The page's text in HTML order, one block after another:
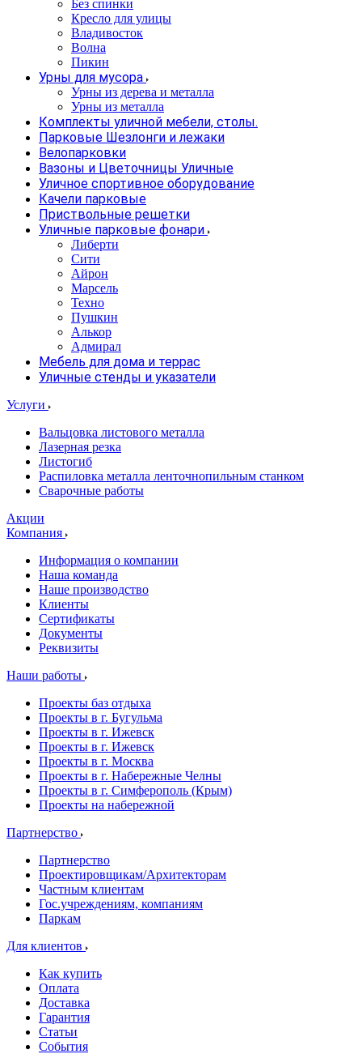
Без спинки
Кресло для улицы
Владивосток
Волна
Пикин
Урны для мусора
Урны из дерева и металла
Урны из металла
Комплекты уличной мебели, столы.
Парковые Шезлонги и лежаки
Велопарковки
Вазоны и Цветочницы Уличные
Уличное спортивное оборудование
Качели парковые
Приствольные решетки
Уличные парковые фонари
Либерти
Сити
Айрон
Марсель
Техно
Пушкин
Алькор
Адмирал
Мебель для дома и террас
Уличные стенды и указатели
Услуги
Вальцовка листового металла
Лазерная резка
Листогиб
Распиловка металла ленточнопильным станком
Сварочные работы
Акции
Компания
Информация о компании
Наша команда
Наше производство
Клиенты
Сертификаты
Документы
Реквизиты
Наши работы
Проекты баз отдыха
Проекты в г. Бугульма
Проекты в г. Ижевск
Проекты в г. Ижевск
Проекты в г. Москва
Проекты в г. Набережные Челны
Проекты в г. Симферополь (Крым)
Проекты на набережной
Партнерство
Партнерство
Проектировщикам/Архитекторам
Частным клиентам
Гос.учреждениям, компаниям
Паркам
Для клиентов
Как купить
Оплата
Доставка
Гарантия
Статьи
События